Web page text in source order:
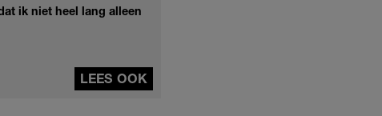
ik niet heel lang alleen
LEES OOK